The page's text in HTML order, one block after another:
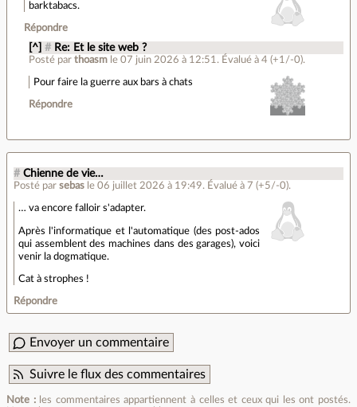
barktabacs.
Répondre
[^] # Re: Et le site web ?
Posté parthoasm le 07 juin 2026 à 12:51 . Évalué à4 (+1/-0).
Pour faire la guerre aux bars à chats
Répondre
# Chienne de vie…
Posté par sebas le 06 juillet 2026 à 19:49. Évalué à 7 (+5/-0).
… va encore falloir s'adapter.
Après l'informatique et l'automatique (des post-ados
qui assemblent des machines dans des garages), voici
venir la dogmatique.
Cat à strophes !
Répondre
Envoyer un commentaire
Suivre le flux des commentaires
Note :les commentaires appartiennent à celles et ceux qui les ont postés.